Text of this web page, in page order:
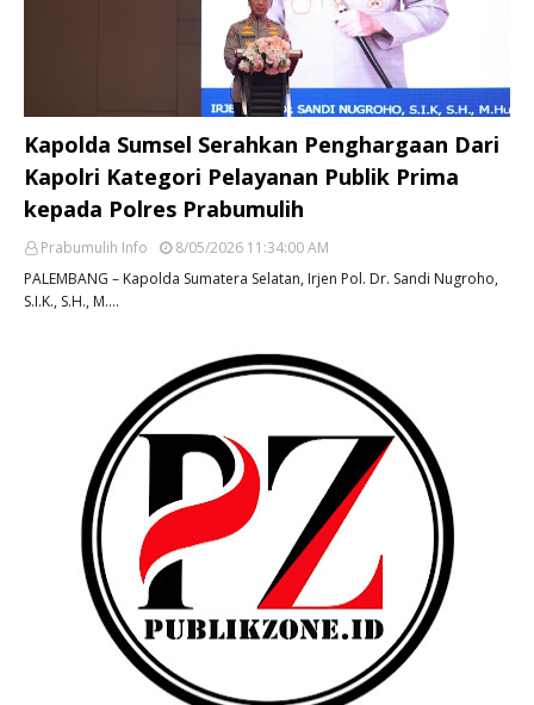
Kapolda Sumsel Serahkan Penghargaan Dari
Kapolri Kategori Pelayanan Publik Prima
kepada Polres Prabumulih
Prabumulih Info
8/05/2026 11:34:00 AM
PALEMBANG – Kapolda Sumatera Selatan, Irjen Pol. Dr. Sandi Nugroho,
S.I.K., S.H., M.…